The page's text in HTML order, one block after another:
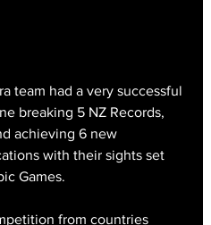
team had a very successful
breaking 5 NZ Records,
achieving 6 new
with their sights set
Games.
from countries